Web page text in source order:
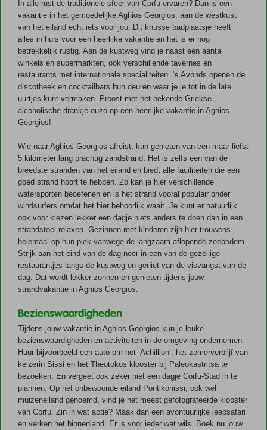
In alle rust de traditionele sfeer van Corfu ervaren? Dan is een
vakantie in het gemoedelijke Aghios Georgios, aan de westkust
van het eiland echt iets voor jou. Dit knusse badplaatsje heeft
alles in huis voor een heerlijke vakantie en het is er nog
betrekkelijk rustig. Aan de kustweg vind je naast een aantal
winkels en supermarkten, ook verschillende tavernes en
restaurants met internationale specialiteiten. ‘s Avonds openen de
discotheek en cocktailbars hun deuren waar je je tot in de late
uurtjes kunt vermaken. Proost met het bekende Griekse
alcoholische drankje ouzo op een heerlijke vakantie in Aghios
Georgios!
Wie naar Aghios Georgios afreist, kan genieten van een maar liefst
5 kilometer lang prachtig zandstrand. Het is zelfs een van de
breedste stranden van het eiland en biedt alle faciliteiten die een
goed strand hoort te hebben. Zo kan je hier verschillende
watersporten beoefenen en is het strand vooral populair onder
windsurfers omdat het hier behoorlijk waait. Je kunt er natuurlijk
ook voor kiezen lekker een dagje niets anders te doen dan in een
strandstoel relaxen. Gezinnen met kinderen zijn hier trouwens
helemaal op hun plek vanwege de langzaam aflopende zeebodem.
Strijk aan het eind van de dag neer in een van de gezellige
restaurantjes langs de kustweg en geniet van de visvangst van de
dag. Dat wordt lekker zonnen en genieten tijdens jouw
strandvakantie in Aghios Georgios.
Bezienswaardigheden
Tijdens jouw vakantie in Aghios Georgios kun je leuke
bezienswaardigheden en activiteiten in de omgeving ondernemen.
Huur bijvoorbeeld een auto om het ‘Achillion’; het zomerverblijf van
keizerin Sissi en het Theotokos klooster bij Paleokastritsa te
bezoeken. En vergeet ook zeker niet een dagje Corfu-Stad in te
plannen. Op het onbewoonde eiland Pontikonissi, ook wel
muizeneiland genoemd, vind je het meest gefotografeerde klooster
van Corfu. Zin in wat actie? Maak dan een avontuurlijke jeepsafari
en verken het binnenland. Er is voor ieder wat wils. Boek nu jouw